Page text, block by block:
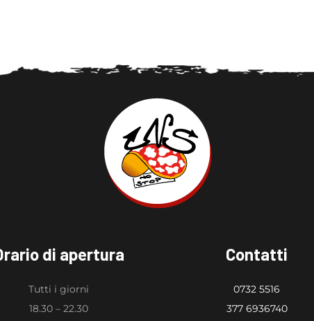
di apertura
Tutti i giorni
18.30 – 22.30
Contatti
0732 5516
377 6936740